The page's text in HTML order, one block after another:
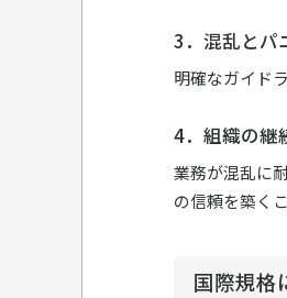
3．混乱とパ
明確なガイド
4．組織の継
業務が混乱に
の信頼を築くこ
国際規格